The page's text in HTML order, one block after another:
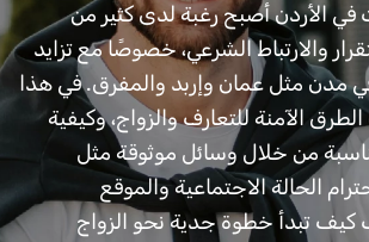
في الأردن أصبح رغبة لدى كثير من
والارتباط الشرعي، خصوصًا مع تزايد
مدن مثل عمان وإربد والمفرق. في هذا
الآمنة للتعارف والزواج، وكيفية
من خلال وسائل موثوقة مثل
الحالة الاجتماعية والموقع
كيف تبدأ خطوة جدية نحو الزواج